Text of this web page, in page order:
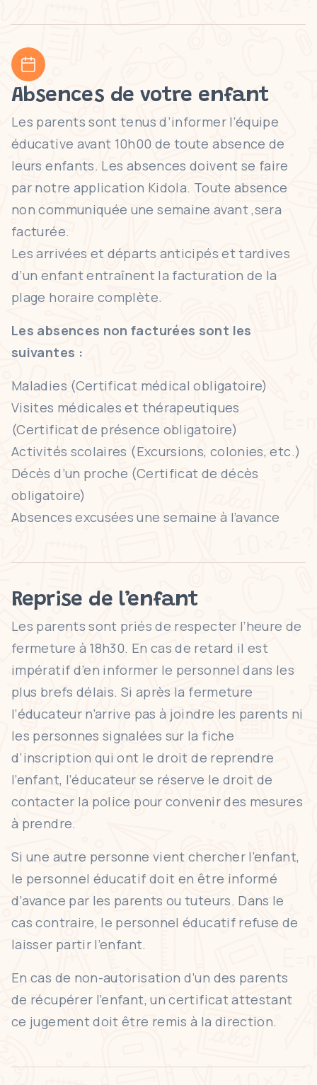
Absences de votre enfant
Les parents sont tenus d’informer l’équipe
éducative avant 10h00 de toute absence de
leurs enfants. Les absences doivent se faire
par notre application Kidola. Toute absence
non communiquée une semaine avant ,sera
facturée.
Les arrivées et départs anticipés et tardives
d’un enfant entraînent la facturation de la
plage horaire complète.
Les absences non facturées sont les
suivantes :
Maladies (Certificat médical obligatoire)
Visites médicales et thérapeutiques
(Certificat de présence obligatoire)
Activités scolaires (Excursions, colonies, etc.)
Décès d’un proche (Certificat de décès
obligatoire)
Absences excusées une semaine à l’avance
Reprise de l’enfant
Les parents sont priés de respecter l’heure de
fermeture à 18h30. En cas de retard il est
impératif d’en informer le personnel dans les
plus brefs délais. Si après la fermeture
l’éducateur n’arrive pas à joindre les parents ni
les personnes signalées sur la fiche
d’inscription qui ont le droit de reprendre
l’enfant, l’éducateur se réserve le droit de
contacter la police pour convenir des mesures
à prendre.
Si une autre personne vient chercher l’enfant,
le personnel éducatif doit en être informé
d’avance par les parents ou tuteurs. Dans le
cas contraire, le personnel éducatif refuse de
laisser partir l’enfant.
En cas de non-autorisation d’un des parents
de récupérer l’enfant, un certificat attestant
ce jugement doit être remis à la direction.